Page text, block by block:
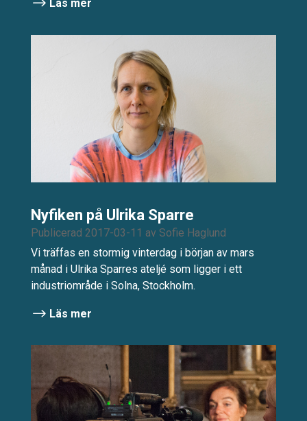
Läs mer
Nyfiken på Ulrika Sparre
Publicerad 2017-03-11 av Sofie Haglund
Vi träffas en stormig vinterdag i början av mars
månad i Ulrika Sparres ateljé som ligger i ett
industriområde i Solna, Stockholm.
Läs mer